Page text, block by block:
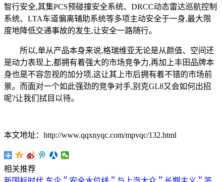
智行安全,其集PCS预碰撞安全系统、DRCC动态雷达巡航控制
系统、LTA车道偏离辅助系统等多项主动安全于一身,最大限
度地降低交通事故的发生,让安全一路随行。
所以,单从产品本身来说,格瑞维亚无论是从颜值、空间还
是动力表现上,都拥有着强大的市场竞争力,再加上丰田品牌本
身也是不容忽视的加分项,这让其上市后拥有着不错的市场前
景。而面对一个如此强劲的竞争对手,别克GL8又会如何出招
呢?让我们拭目以待。
本文地址：http://www.qqxnyqc.com/mpvqc/132.html
相关推荐